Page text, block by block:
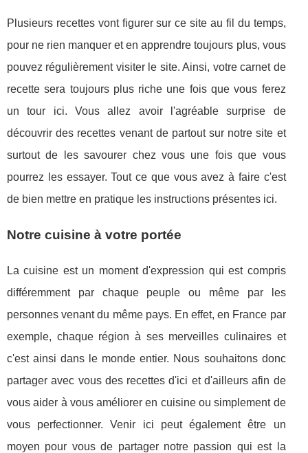
Plusieurs recettes vont figurer sur ce site au fil du temps,
pour ne rien manquer et en apprendre toujours plus, vous
pouvez régulièrement visiter le site. Ainsi, votre carnet de
recette sera toujours plus riche une fois que vous ferez
un tour ici. Vous allez avoir l'agréable surprise de
découvrir des recettes venant de partout sur notre site et
surtout de les savourer chez vous une fois que vous
pourrez les essayer. Tout ce que vous avez à faire c'est
de bien mettre en pratique les instructions présentes ici.
Notre cuisine à votre portée
La cuisine est un moment d'expression qui est compris
différemment par chaque peuple ou même par les
personnes venant du même pays. En effet, en France par
exemple, chaque région à ses merveilles culinaires et
c'est ainsi dans le monde entier. Nous souhaitons donc
partager avec vous des recettes d'ici et d'ailleurs afin de
vous aider à vous améliorer en cuisine ou simplement de
vous perfectionner. Venir ici peut également être un
moyen pour vous de partager notre passion qui est la